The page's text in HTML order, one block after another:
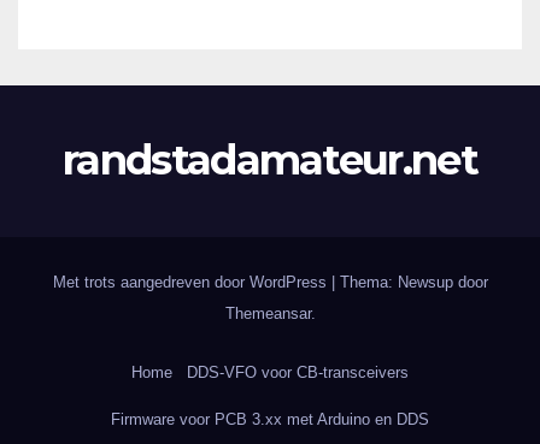
randstadamateur.net
Met trots aangedreven door WordPress
Thema: Newsup door
Themeansar.
Home DDS-VFO voor CB-transceivers
Firmware voor PCB 3.xx met Arduino en DDS